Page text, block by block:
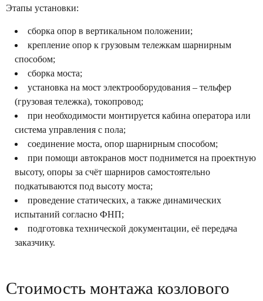
Увеличение грузоподъемности
Установка тормозов
Этапы установки:
сборка опор в вертикальном положении;
крепление опор к грузовым тележкам шарнирным
способом;
сборка моста;
установка на мост электрооборудования – тельфер
(грузовая тележка), токопровод;
при необходимости монтируется кабина оператора или
система управления с пола;
соединение моста, опор шарнирным способом;
при помощи автокранов мост поднимется на проектную
высоту, опоры за счёт шарниров самостоятельно
подкатываются под высоту моста;
проведение статических, а также динамических
испытаний согласно ФНП;
подготовка технической документации, её передача
заказчику.
Стоимость монтажа козлового